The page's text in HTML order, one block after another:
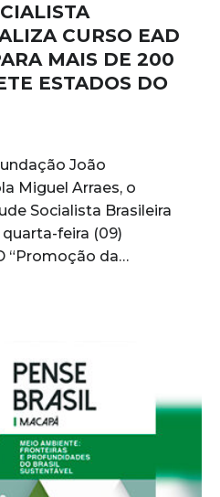
CURSO EAD
MAIS DE 200
ESTADOS DO
João
Miguel Arraes, o
Socialista Brasileira
feira (09)
“Promoção da…